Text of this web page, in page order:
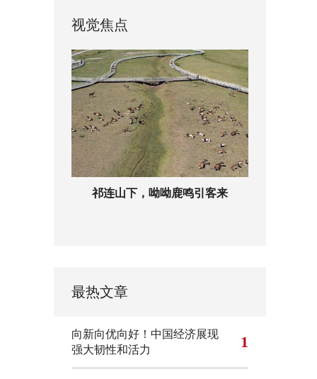
视觉焦点
祁连山下，呦呦鹿鸣引客来
最热文章
向新向优向好！中国经济展现
强大韧性和活力
1